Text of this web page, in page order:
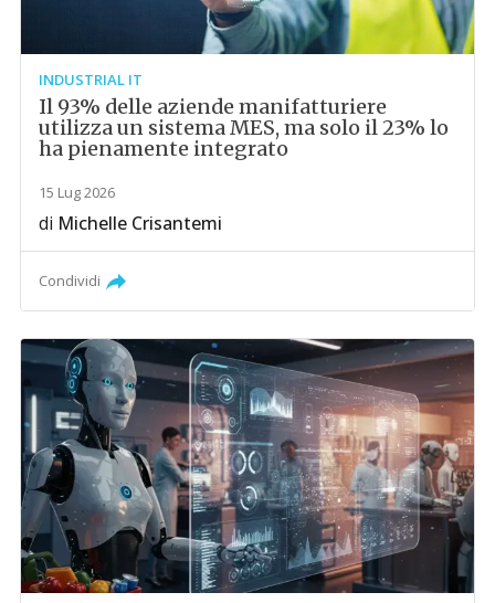
INDUSTRIAL IT
Il 93% delle aziende manifatturiere
utilizza un sistema MES, ma solo il 23% lo
ha pienamente integrato
15 Lug 2026
di Michelle Crisantemi
Condividi